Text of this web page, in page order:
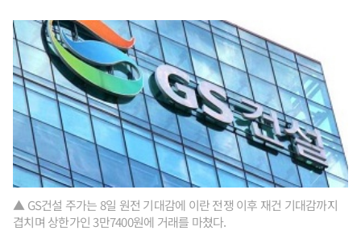
▲ GS건설 주가는 8일 원전 기대감에 이란 전쟁 이후 재건 기대감까지
겹치며 상한가인 3만7400원에 거래를 마쳤다.